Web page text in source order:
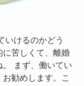
いけるのかどう
苦しくて、離婚
。 まず、働いてい
勧めします。こ